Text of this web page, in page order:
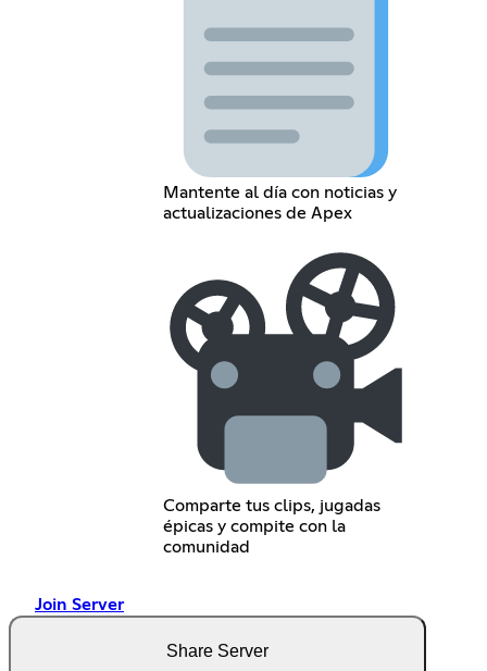
Mantente al día con noticias y
actualizaciones de Apex
Comparte tus clips, jugadas
épicas y compite con la
comunidad
Join Server
Share Server